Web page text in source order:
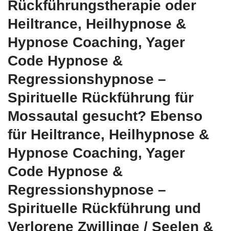
Rückführungstherapie oder
Heiltrance, Heilhypnose &
Hypnose Coaching, Yager
Code Hypnose &
Regressionshypnose –
Spirituelle Rückführung für
Mossautal gesucht? Ebenso
für Heiltrance, Heilhypnose &
Hypnose Coaching, Yager
Code Hypnose &
Regressionshypnose –
Spirituelle Rückführung und
Verlorene Zwillinge / Seelen &